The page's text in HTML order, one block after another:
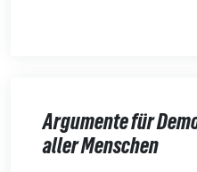
Argumente für
aller Menschen